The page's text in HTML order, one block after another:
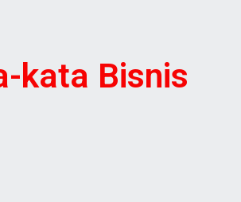
kata Bisnis